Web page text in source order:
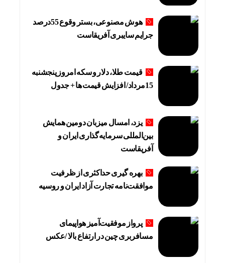
هوش مصنوعی، بستر وقوع 55درصد
جرایم سایبری آفریقاست
قیمت طلا، دلار و سکه امروز پنجشنبه
15مرداد/ افزایش قیمت ها + جدول
یزد، امسال میزبان دومین همایش
بین‌المللی سرمایه‌گذاری ایران و
آفریقاست
بهره گیری حداکثری از ظرفیت
موافقت‌نامه تجارت آزاد ایران و روسیه
پرواز موفقیت‌آمیز هواپیمای
مسافربری چین در ارتفاع بالا /عکس